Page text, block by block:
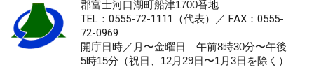
郡富士河口湖町船津1700番地
TEL：0555-72-1111 （代表）／ FAX：0555-
72-0969
開庁日時／月〜金曜日 午前8時30分〜午後
5時15分（祝日、12月29日〜1月3日を除く）